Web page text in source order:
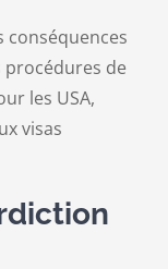
conséquences
de
les USA,
visas